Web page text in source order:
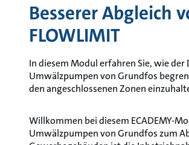
Besserer Abgleich
FLOWLIMIT
In diesem Modul erfahren Sie, wie
Umwälzpumpen von Grundfos
den angeschlossenen Zonen
Willkommen bei diesem ECADEMY-
Umwälzpumpen von Grundfos zum